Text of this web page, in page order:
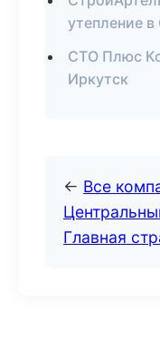
утепление в
СТО Плюс
Иркутск
← Все
Главная